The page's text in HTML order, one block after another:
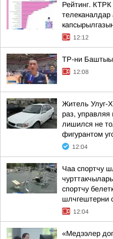
Рейтинг.
телеканалдар
12:12
ТР-ни
12:08
Житель Улуг-
раз,
лишился не
фигурантом
12:04
Чаа спортчу
спортчу
шлчгештерни
12:04
«Медээлер